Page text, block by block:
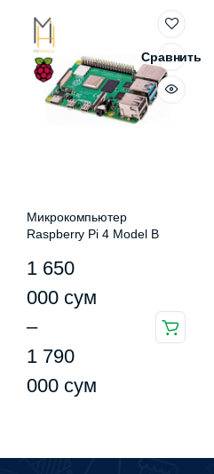
Сравнить
Микрокомпьютер
Raspberry Pi 4 Model B
1 650
000 сум
–
1 790
000 сум
Диапазон
цен:
1
650
000 сум
товар
имеет
несколько